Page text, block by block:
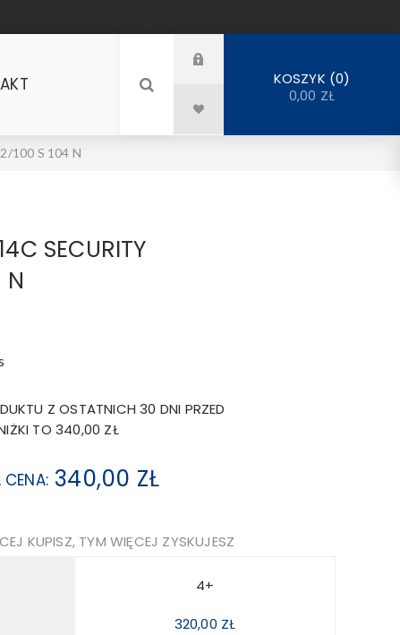
KOSZYK 0
0,00 ZŁ
100 S 104 N
SECURITY
N
Z OSTATNICH 30 DNI PRZED
TO 340,00 ZŁ
340,00 ZŁ
KUPISZ, TYM WIĘCEJ ZYSKUJESZ
4+
320,00 ZŁ